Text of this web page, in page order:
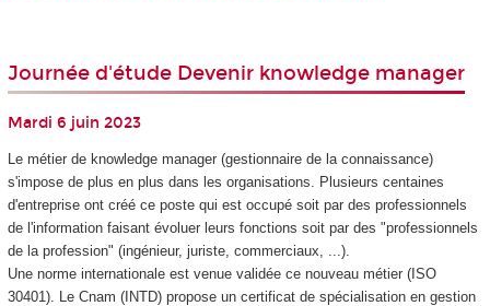
Journée d'étude Devenir knowledge manager
Mardi 6 juin 2023
Le métier de knowledge manager (gestionnaire de la connaissance)
s'impose de plus en plus dans les organisations. Plusieurs centaines
d'entreprise ont créé ce poste qui est occupé soit par des professionnels
de l'information faisant évoluer leurs fonctions soit par des "professionnels
de la profession" (ingénieur, juriste, commerciaux, ...).
Une norme internationale est venue validée ce nouveau métier (ISO
30401). Le Cnam (INTD) propose un certificat de spécialisationen gestion